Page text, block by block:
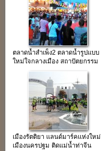
ตลาดน้ำสำเพ็ง2 ตลาดน้ำรูปแบบ
ใหม่ใจกลางเมือง สถาปัตยกรรม
เมืองรัตติยา เเลนด์มาร์คเเห่งใหม่
เมืองนครปฐม ติดแม่น้ำท่าจีน